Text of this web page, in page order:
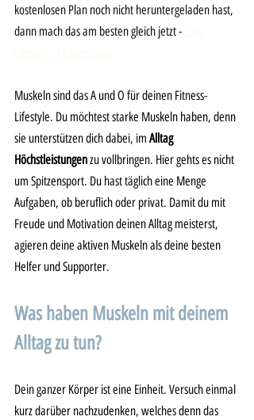
kostenlosen Plan noch nicht heruntergeladen hast,
dann mach das am besten gleich jetzt -
Muskeln sind das A und O für deinen Fitness-
Lifestyle. Du möchtest starke Muskeln haben, denn
sie unterstützen dich dabei, im Alltag
Höchstleistungen zu vollbringen. Hier gehts es nicht
um Spitzensport. Du hast täglich eine Menge
Aufgaben, ob beruflich oder privat. Damit du mit
Freude und Motivation deinen Alltag meisterst,
agieren deine aktiven Muskeln als deine besten
Helfer und Supporter.
Was haben Muskeln mit deinem
Alltag zu tun?
Dein ganzer Körper ist eine Einheit. Versuch einmal
kurz darüber nachzudenken, welches denn das